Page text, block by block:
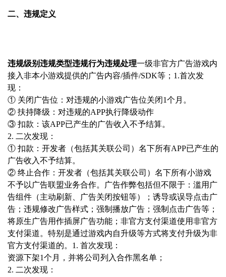
二、违规定义
违规级别违规类型违规行为违规处理一级非官方广告游戏内
接入非本小游戏提供的广告内容/插件/SDK等； 1.首次发
现：
① 关闭广告位：对违规的小游戏广告位关闭1个月。
② 扶持降级：对违规的APP执行降级动作
③ 扣款：该APP已产生的广告收入不予结算。
2. 二次发现：
① 扣款：开发者（包括其关联公司）名下所有APP已产生的
广告收入不予结算。
② 终止合作：开发者（包括其关联公司）名下所有小游戏
不予以广告联盟业务合作。
广告作弊包括但不限于：滥用广
告组件（主动刷新、广告关闭按钮等）；诱导或误导点击广
告；违规修改广告样式；强制播放广告；强制点击广告等；
将原生广告用作插屏广告功能； 非官方支付渠道使用非官方
支付渠道。特别是通过游戏内自升级等方式将支付升级为非
官方支付渠道的。 1. 首次发现：
资源下架1个月，并将公司列入合作黑名单；
2. 二次发现：